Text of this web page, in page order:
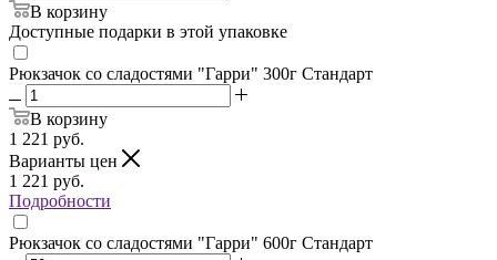
В корзину
Доступные подарки в этой упаковке
Рюкзачок со сладостями "Гарри" 300г Стандарт
В корзину
1 221 руб.
Варианты цен
1 221 руб.
Подробности
Рюкзачок со сладостями "Гарри" 600г Стандарт